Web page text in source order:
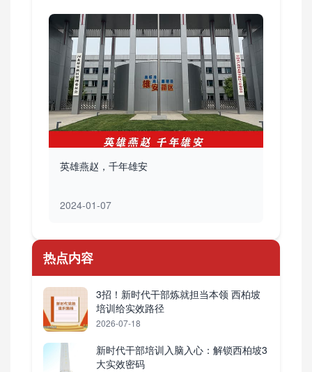
英雄燕赵，千年雄安
2024-01-07
热点内容
3招！新时代干部炼就担当本领 西柏坡
培训给实效路径
2026-07-18
新时代干部培训入脑入心：解锁西柏坡3
大实效密码